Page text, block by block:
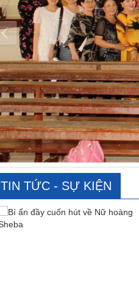
TIN TỨC - SỰ KIỆN